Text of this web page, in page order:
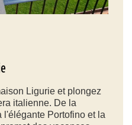
Ligurie et plongez
italienne. De la
l'élégante Portofino et la